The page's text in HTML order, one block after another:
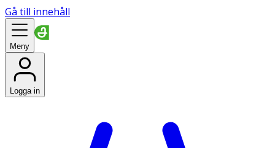
Gå till innehåll
Meny
Logga in